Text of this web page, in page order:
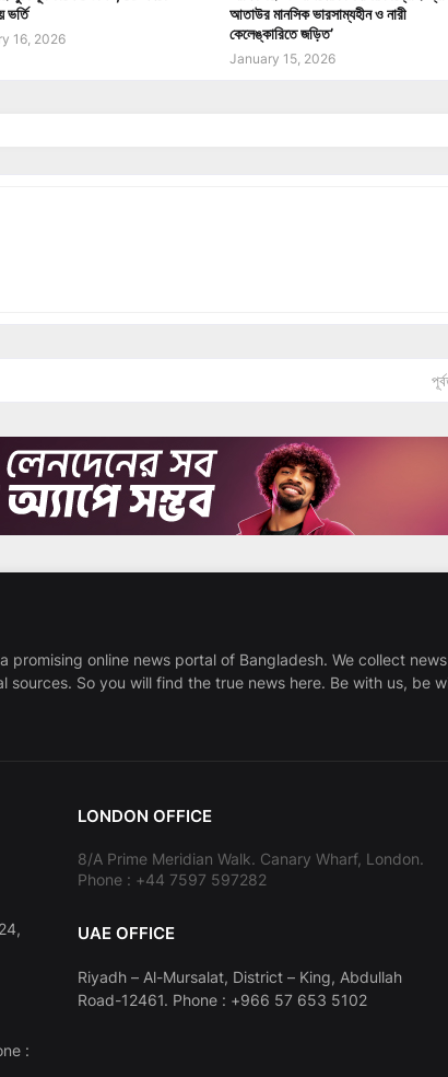
ভর্তি
16, 2026
আতাউর মানসিক ভারসাম্যহীন ও নারী
কেলেঙ্কারিতে জড়িত’
January 15, 2026
promising online news portal of Bangladesh. We collect
sources. So you will find the true news here. Be with us, be
:
LONDON OFFICE
8/A Prime Meridian Walk. Canary Wharf, London.
Phone : +44 7597 597282
UAE OFFICE
Riyadh – Al-Mursalat, District – King, Abdullah
Road-12461. Phone : +966 57 653 5102